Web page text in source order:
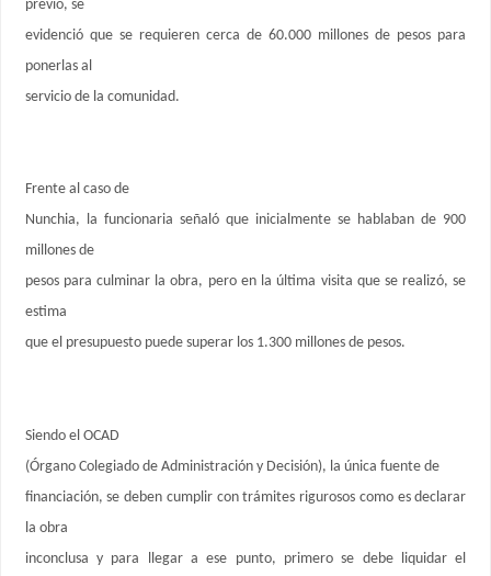
previo, se
evidenció que se requieren cerca de 60.000 millones de pesos para
ponerlas al
servicio de la comunidad.
Frente al caso de
Nunchia, la funcionaria señaló que inicialmente se hablaban de 900
millones de
pesos para culminar la obra, pero en la última visita que se realizó, se
estima
que el presupuesto puede superar los 1.300 millones de pesos.
Siendo el OCAD
(Órgano Colegiado de Administración y Decisión), la única fuente de
financiación, se deben cumplir con trámites rigurosos como es declarar
la obra
inconclusa y para llegar a ese punto, primero se debe liquidar el